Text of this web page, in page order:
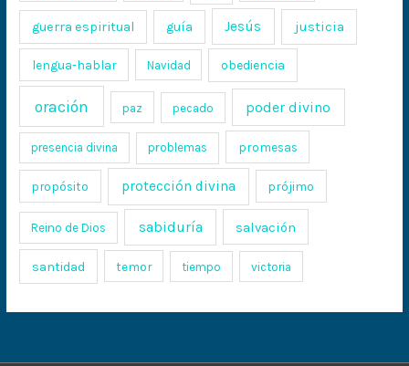
guerra espiritual guía Jesús justicia
lengua-hablar Navidad obediencia
oración paz pecado poder divino
presencia divina problemas promesas
propósito protección divina prójimo
Reino de Dios sabiduría salvación
santidad temor tiempo victoria